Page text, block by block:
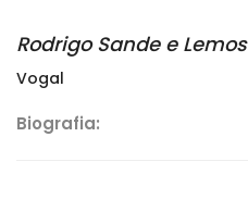
Rodrigo Sande e Lemos
Vogal
Biografia: